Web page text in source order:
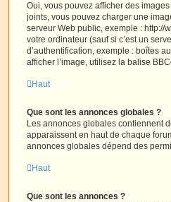
Oui, vous pouvez afficher des
joints, vous pouvez charger une
serveur Web public, exemple : http://
votre ordinateur (sauf si c’est un
d’authentification, exemple : boîtes
afficher l’image, utilisez la balise
Haut
Que sont les annonces globales ?
Les annonces globales contiennent
apparaissent en haut de chaque
annonces globales dépend des
Haut
Que sont les annonces ?